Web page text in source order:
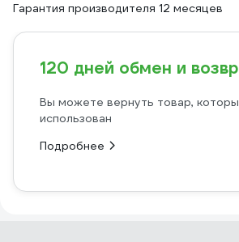
Гарантия производителя 12 месяцев
120 дней обмен и
Вы можете вернуть товар,
использован
Подробнее